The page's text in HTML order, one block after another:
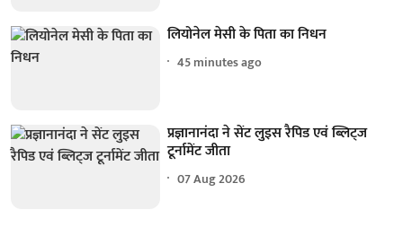
लियोनेल मेसी के पिता का निधन
45 minutes ago
प्रज्ञानानंदा ने सेंट लुइस रैपिड एवं ब्लिट्ज
टूर्नामेंट जीता
07 Aug 2026